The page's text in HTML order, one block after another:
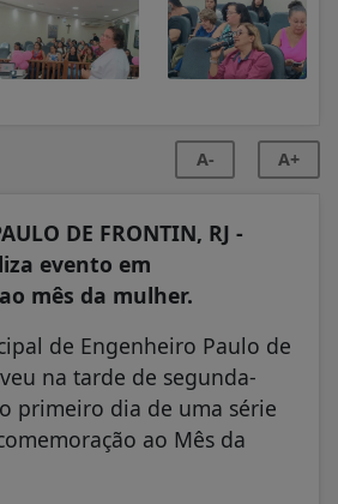
A- A+
DE FRONTIN, RJ -
evento em
mês da mulher.
de Engenheiro Paulo de
na tarde de segunda-
primeiro dia de uma série
ao Mês da